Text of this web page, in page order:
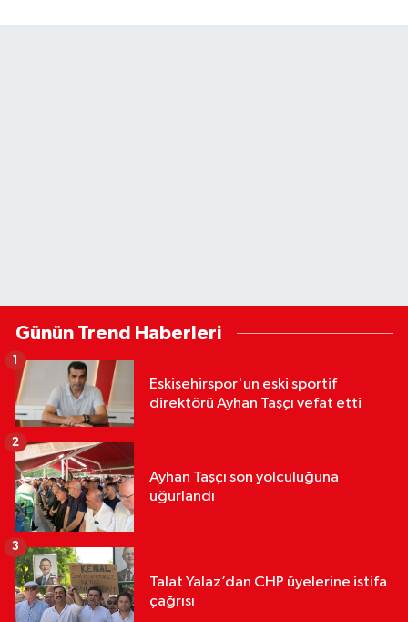
Günün Trend Haberleri
Eskişehirspor'un eski sportif
direktörü Ayhan Taşçı vefat etti
1
Ayhan Taşçı son yolculuğuna
uğurlandı
2
Talat Yalaz’dan CHP üyelerine istifa
çağrısı
3